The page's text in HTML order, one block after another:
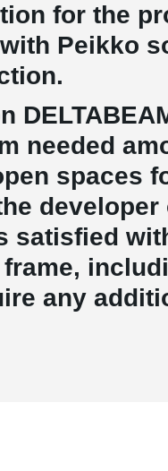
for the
Peikko
needed
spaces
developer
satisfied
any